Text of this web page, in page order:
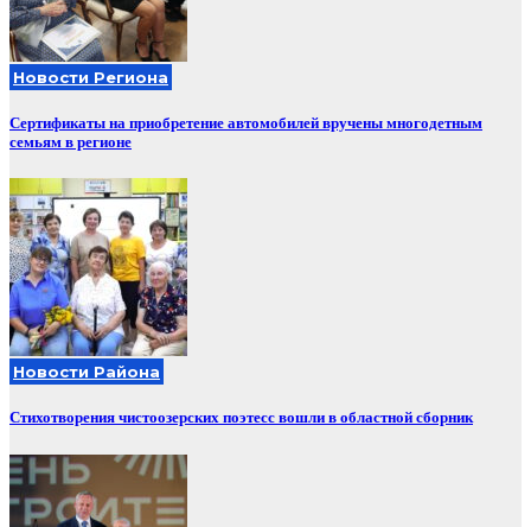
Новости Региона
Сертификаты на приобретение автомобилей вручены многодетным
семьям в регионе
Новости Района
Стихотворения чистоозерских поэтесс вошли в областной сборник